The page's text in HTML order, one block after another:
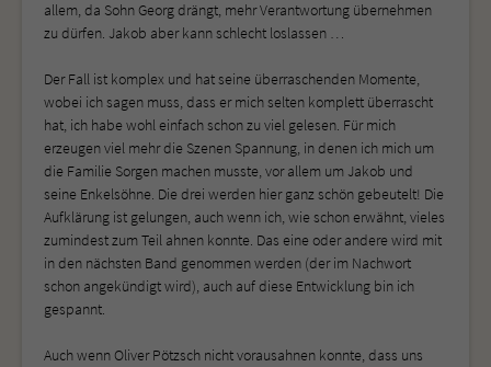
allem, da Sohn Georg drängt, mehr Verantwortung übernehmen
zu dürfen. Jakob aber kann schlecht loslassen …
Der Fall ist komplex und hat seine überraschenden Momente,
wobei ich sagen muss, dass er mich selten komplett überrascht
hat, ich habe wohl einfach schon zu viel gelesen. Für mich
erzeugen viel mehr die Szenen Spannung, in denen ich mich um
die Familie Sorgen machen musste, vor allem um Jakob und
seine Enkelsöhne. Die drei werden hier ganz schön gebeutelt! Die
Aufklärung ist gelungen, auch wenn ich, wie schon erwähnt, vieles
zumindest zum Teil ahnen konnte. Das eine oder andere wird mit
in den nächsten Band genommen werden (der im Nachwort
schon angekündigt wird), auch auf diese Entwicklung bin ich
gespannt.
Auch wenn Oliver Pötzsch nicht vorausahnen konnte, dass uns